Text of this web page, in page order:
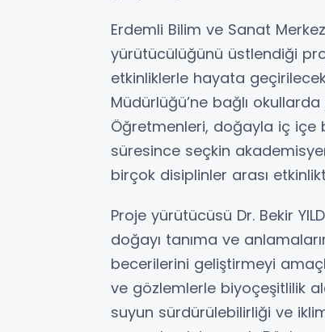
Erdemli Bilim ve Sanat
yürütücülüğünü üstlendiği
etkinliklerle hayata
Müdürlüğü’ne bağlı
Öğretmenleri, doğayla iç içe
süresince seçkin
birçok disiplinler arası
Proje yürütücüsü Dr. Bekir
doğayı tanıma ve
becerilerini geliştirmeyi
ve gözlemlerle biyoçeşitlilik
suyun sürdürülebilirliği ve